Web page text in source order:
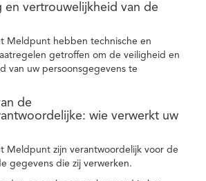
en vertrouwelijkheid van de
Meldpunt hebben technische en
getroffen om de veiligheid en
van uw persoonsgegevens te
de
wie verwerkt uw
Meldpunt zijn verantwoordelijk voor de
gegevens die zij verwerken.